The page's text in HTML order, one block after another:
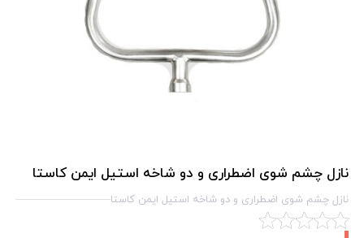
نازل چشم شوی اضطراری و دو شاخه استیل ایمن کاستا
نازل چشم شوی اضطراری و دو شاخه استیل ایمن کاستا